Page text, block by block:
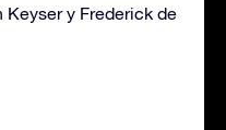
Keyser y Frederick de